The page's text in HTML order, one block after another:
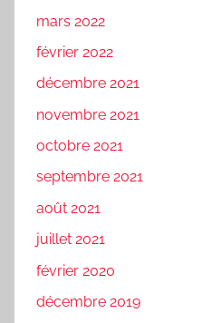
mars 2022
février 2022
décembre 2021
novembre 2021
octobre 2021
septembre 2021
août 2021
juillet 2021
février 2020
décembre 2019